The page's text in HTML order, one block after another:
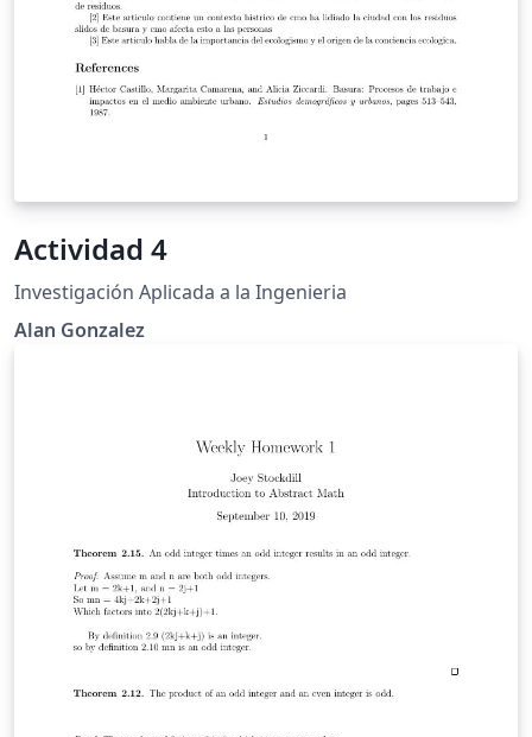
Actividad 4
Investigación Aplicada a la Ingenieria
Alan Gonzalez